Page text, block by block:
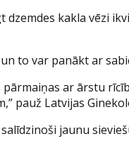
kakla vēzi
to var panākt ar
ar ārstu
pauž Latvijas
jaunu